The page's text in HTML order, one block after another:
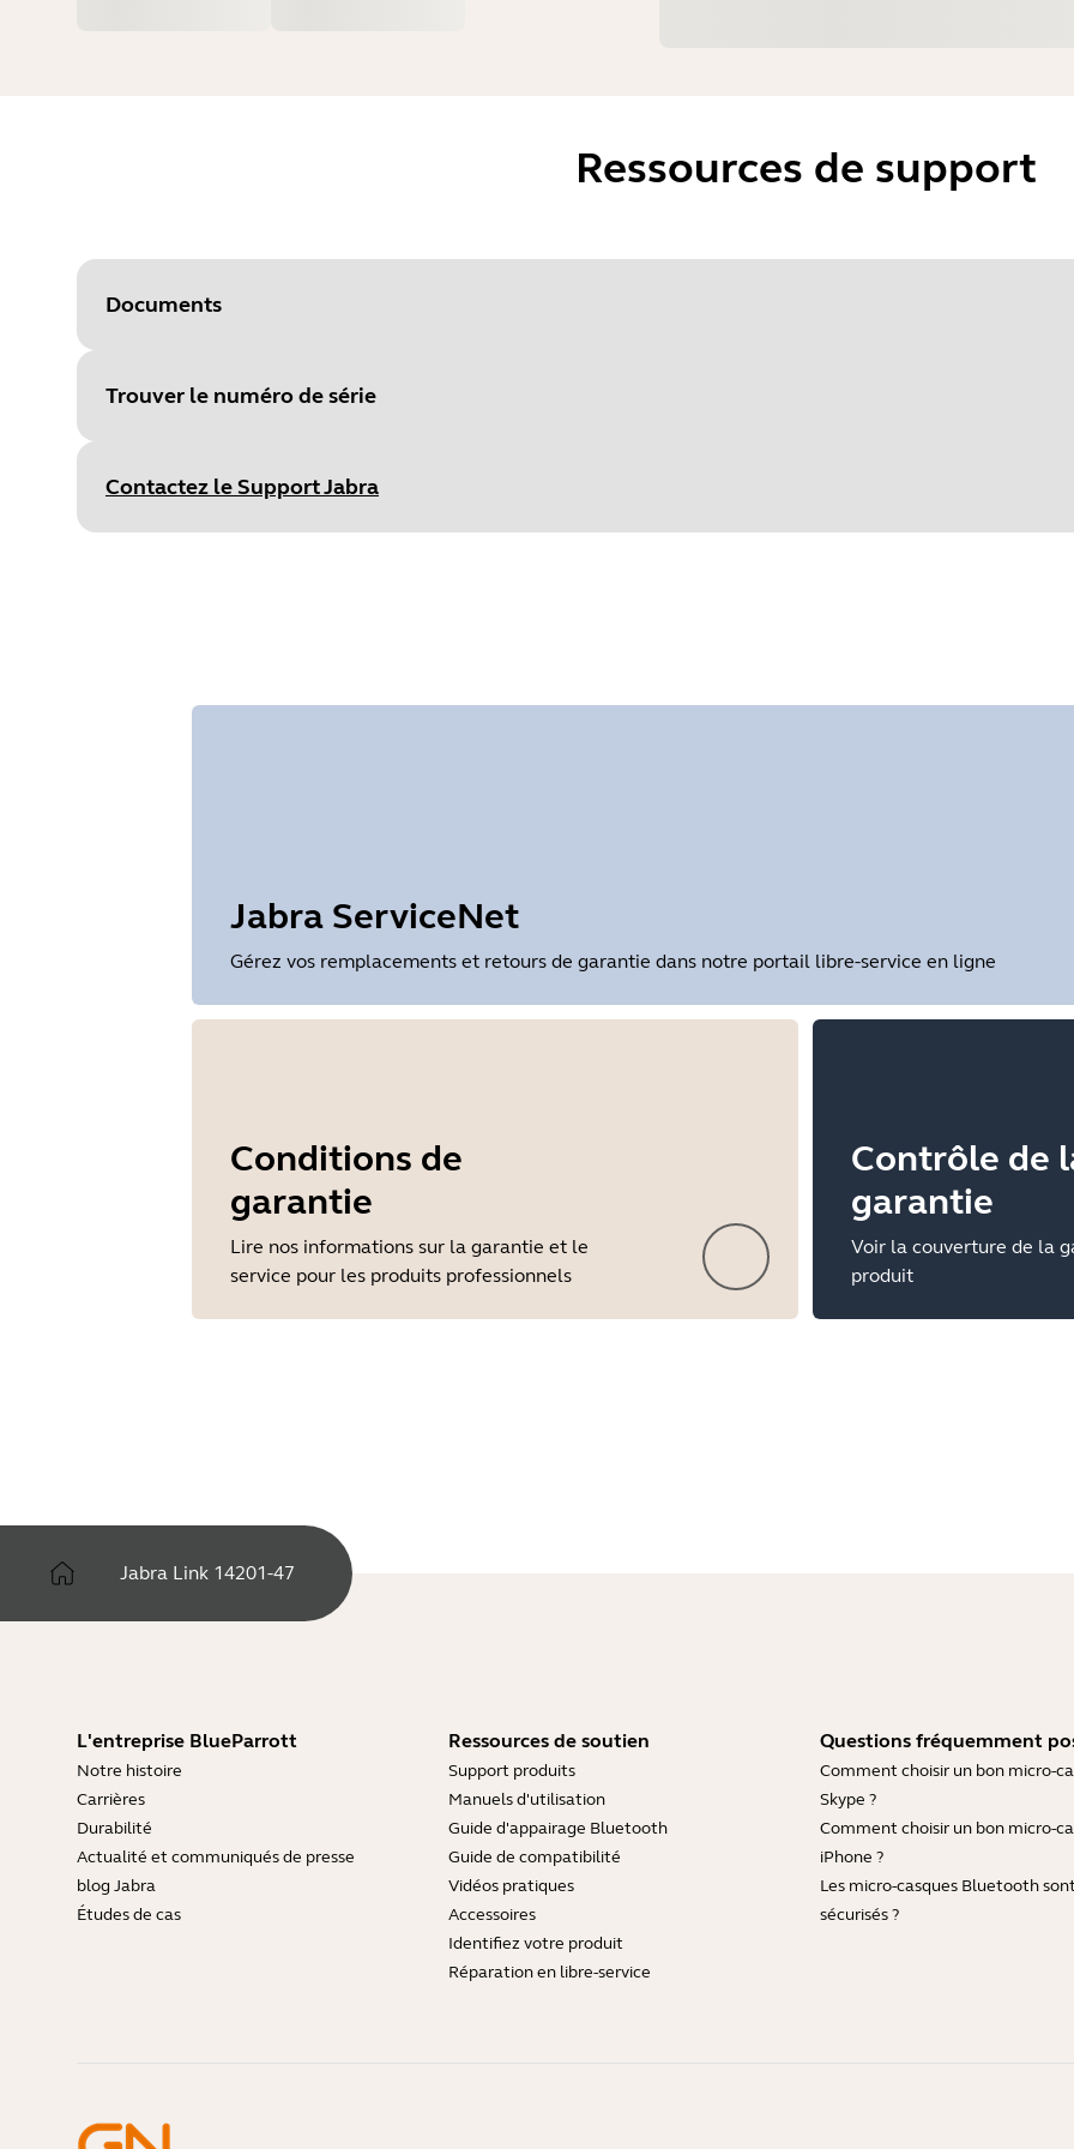
Ressources de support
Documents
Trouver le numéro de série
Contactez le Support Jabra
Jabra ServiceNet
Gérez vos remplacements et retours de garantie dans notre portail libre-service en ligne
Conditions de
garantie
Lire nos informations sur la garantie et le
service pour les produits professionnels
Contrôle de
garantie
Voir la couverture de la
produit
Jabra Link 14201-47
L'entreprise BlueParrott
Notre histoire
Carrières
Durabilité
Actualité et communiqués de presse
blog Jabra
Études de cas
Ressources de soutien
Support produits
Manuels d'utilisation
Guide d'appairage Bluetooth
Guide de compatibilité
Vidéos pratiques
Accessoires
Identifiez votre produit
Réparation en libre-service
Questions fréquemment
Comment choisir un bon micro-
Skype ?
Comment choisir un bon micro-
iPhone ?
Les micro-casques Bluetooth
sécurisés ?